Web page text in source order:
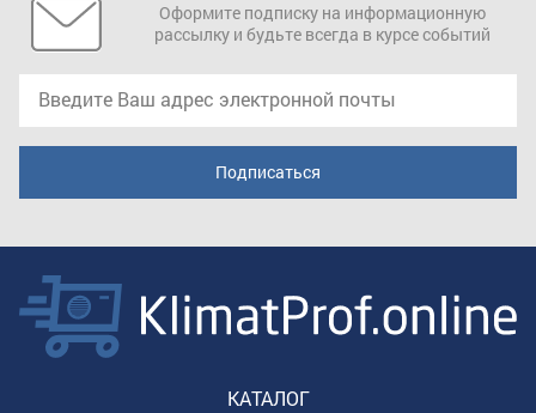
Оформите подписку на информационную
рассылку и будьте всегда в курсе событий
КАТАЛОГ